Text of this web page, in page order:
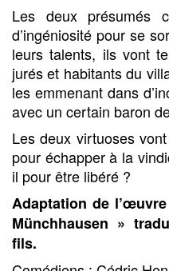
Les deux présumés
d’ingéniosité pour se
leurs talents, ils vont
jurés et habitants du
les emmenant dans
avec un certain baron
Les deux virtuoses
pour échapper à la
il pour être libéré ?
Adaptation de
Münchhausen »
fils.